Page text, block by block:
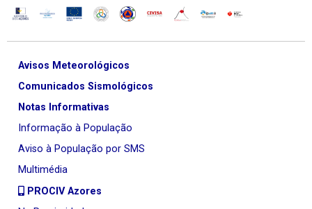
Avisos Meteorológicos
Comunicados Sismológicos
Notas Informativas
Informação à População
Aviso à População por SMS
Multimédia
PROCIV Azores